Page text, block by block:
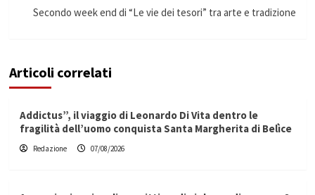
Secondo week end di “Le vie dei tesori” tra arte e tradizione
Articoli correlati
Addictus”, il viaggio di Leonardo Di Vita dentro le
fragilità dell’uomo conquista Santa Margherita di Belìce
Redazione 07/08/2026